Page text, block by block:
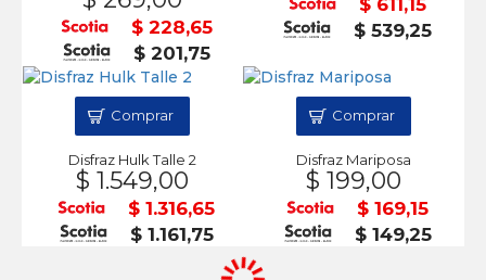
$ 228,65
$ 201,75
$ 539,25
Disfraz Hulk Talle 2
$ 1.549,00
$ 1.316,65
$ 1.161,75
Comprar
Disfraz Mariposa
$ 199,00
$ 169,15
$ 149,25
Comprar